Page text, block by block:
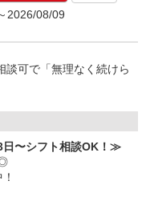
2026/08/09
談可で「無理なく続けら
〜シフト相談OK！≫